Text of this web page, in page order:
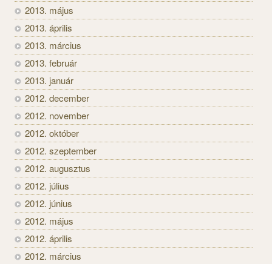
2013. május
2013. április
2013. március
2013. február
2013. január
2012. december
2012. november
2012. október
2012. szeptember
2012. augusztus
2012. július
2012. június
2012. május
2012. április
2012. március